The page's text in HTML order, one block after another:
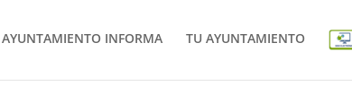
INFORMA TU AYUNTAMIENTO